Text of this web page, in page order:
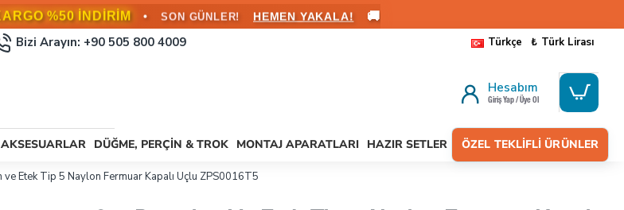
KARGO BEDAVA! • HEMEN FAYDALANIN 🚚
Bizi Arayın: +90 505 800 4009 Türkçe ₺ Türk Lirası
Hesabım
Giriş Yap / Üye Ol
DÜĞME, PERÇIN & TROK MONTAJ APARATLARI HAZIR SETLER ÖZEL TEKLIFLI ÜRÜNLER
ve Etek Tip 5 Naylon Fermuar Kapalı Uçlu ZPS0016T5